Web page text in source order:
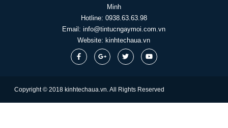
Minh
Hotline: 0938.63.63.98
Email:info@tintucngaymoi.com.vn
Website: kinhtechaua.vn
Copyright © 2018 kinhtechaua.vn. All Rights Reserved